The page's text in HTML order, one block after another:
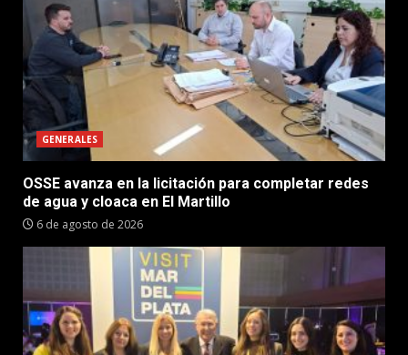
GENERALES
OSSE avanza en la licitación para completar redes
de agua y cloaca en El Martillo
6 de agosto de 2026